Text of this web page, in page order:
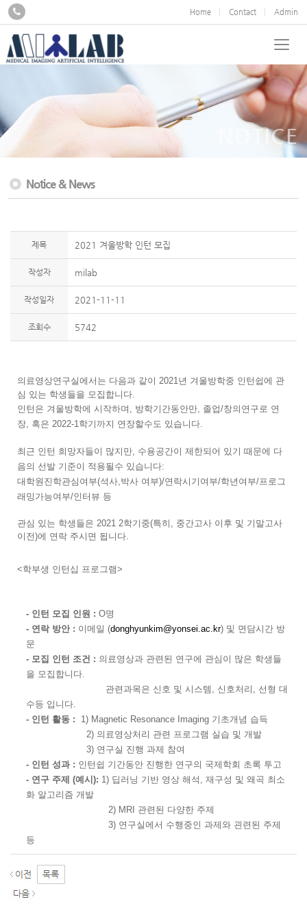
Home Contact Admin
NOTICE
Notice & News
제목 2021 겨울방학 인턴 모집
작성자 milab
작성일자 2021-11-11
조회수 5742
의료영상연구실에서는 다음과 같이 2021년 겨울방학중 인턴쉽에 관
심 있는 학생들을 모집합니다.
인턴은 겨울방학에 시작하며, 방학기간동안만, 졸업/창의연구로 연
장, 혹은 2022-1학기까지 연장할수도 있습니다.
최근 인턴 희망자들이 많지만, 수용공간이 제한되어 있기 때문에 다
음의 선발 기준이 적용될수 있습니다:
대학원진학관심여부(석사,박사 여부)/연락시기여부/학년여부/프로그
래밍가능여부/인터뷰 등
관심 있는 학생들은 2021 2학기중(특히, 중간고사 이후 및 기말고사
이전)에 연락 주시면 됩니다.
<학부생 인턴십 프로그램>
- 인턴 모집 인원 : O명
- 연락 방안 : 이메일 (donghyunkim@yonsei.ac.kr) 및 면담시간 방
문
- 모집 인턴 조건 : 의료영상과 관련된 연구에 관심이 많은 학생들
을 모집합니다.
관련과목은 신호 및 시스템, 신호처리, 선형 대
수등 입니다.
- 인턴 활동 : 1) Magnetic Resonance Imaging 기초개념 습득
2) 의료영상처리 관련 프로그램 실습 및 개발
3) 연구실 진행 과제 참여
- 인턴 성과 : 인턴쉽 기간동안 진행한 연구의 국제학회 초록 투고
- 연구 주제 (예시): 1) 딥러닝 기반 영상 해석, 재구성 및 왜곡 최소
화 알고리즘 개발
2) MRI 관련된 다양한 주제
3) 연구실에서 수행중인 과제와 괸련된 주제
등